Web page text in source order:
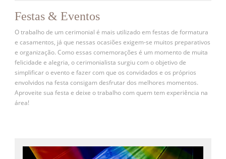
Festas & Eventos
O trabalho de um cerimonial é mais utilizado em festas de formatura
e casamentos, já que nessas ocasiões exigem-se muitos preparativos
e organização. Como essas comemorações é um momento de muita
felicidade e alegria, o cerimonialista surgiu com o objetivo de
simplificar o evento e fazer com que os convidados e os próprios
envolvidos na festa consigam desfrutar dos melhores momentos.
Aproveite sua festa e deixe o trabalho com quem tem experiência na
área!